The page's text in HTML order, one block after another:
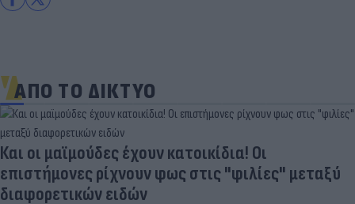
ΑΠΟ ΤΟ ΔΙΚΤΥΟ